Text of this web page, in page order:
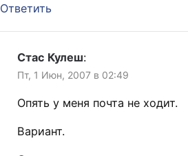
Ответить
Стас Кулеш:
Пт, 1 Июн, 2007 в 02:49
Опять у меня почта не ходит.
Вариант.